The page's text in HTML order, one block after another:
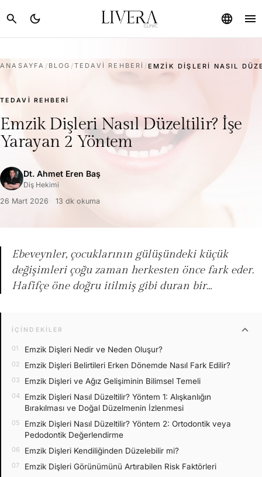
search dark_mode language menu
ANASAYFA / BLOG /TEDAVI REHBERI /EMZIK DIŞLERI NASIL
TEDAVI REHBERI
Emzik Dişleri Nasıl Düzeltilir? İşe
Yarayan 2 Yöntem
Dt. Ahmet Eren Baş
Diş Hekimi
26 Mart 2026
13 dk okuma
Ebeveynler, çocuklarının gülüşündeki küçük
değişimleri çoğu zaman herkesten önce fark eder.
Hafifçe öne doğru itilmiş gibi duran bir…
İÇINDEKILER expand_more
Emzik Dişleri Nedir ve Neden Oluşur?
Emzik Dişleri Belirtileri Erken Dönemde Nasıl Fark Edilir?
Emzik Dişleri ve Ağız Gelişiminin Bilimsel Temeli
Emzik Dişleri Nasıl Düzeltilir? Yöntem 1: Alışkanlığın
Bırakılması ve Doğal Düzelmenin İzlenmesi
Emzik Dişleri Nasıl Düzeltilir? Yöntem 2: Ortodontik veya
Pedodontik Değerlendirme
Emzik Dişleri Kendiliğinden Düzelebilir mi?
Emzik Dişleri Görünümünü Artırabilen Risk Faktörleri